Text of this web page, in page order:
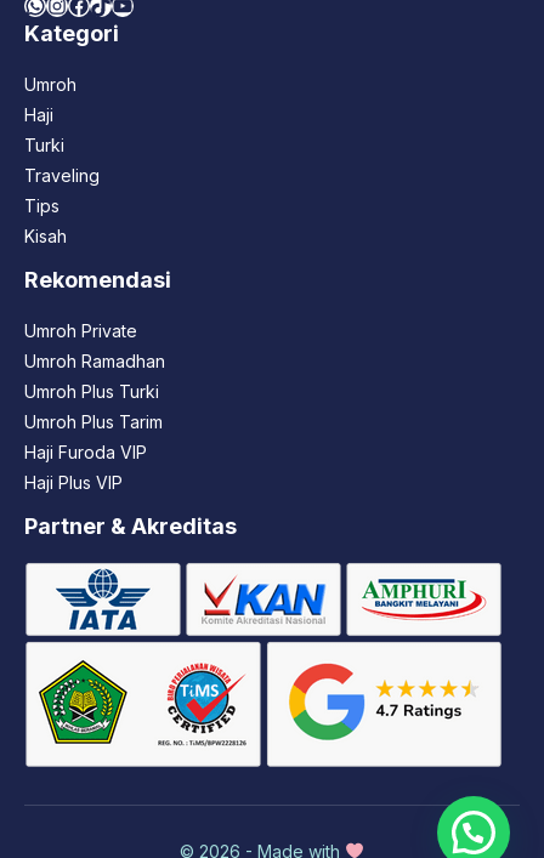
Kategori
Umroh
Haji
Turki
Traveling
Tips
Kisah
Rekomendasi
Umroh Private
Umroh Ramadhan
Umroh Plus Turki
Umroh Plus Tarim
Haji Furoda VIP
Haji Plus VIP
Partner & Akreditas
© 2026 - Made with